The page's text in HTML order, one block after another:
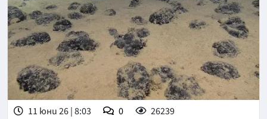
11 юни 26 | 8:03 0 26239